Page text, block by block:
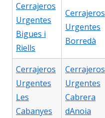
Cerrajeros
Urgentes
Bigues i
Riells
Cerrajeros
Urgentes
Borredà
Cerrajeros
Urgentes
Les
Cabanyes
Cerrajeros
Urgentes
Cabrera
dAnoia